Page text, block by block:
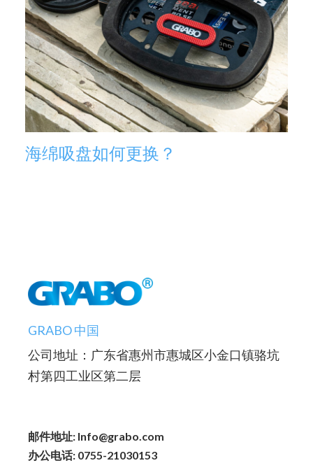
海绵吸盘如何更换？
GRABO 中国
公司地址：广东省惠州市惠城区小金口镇骆坑
村第四工业区第二层
邮件地址: Info@grabo.com
办公电话: 0755-21030153